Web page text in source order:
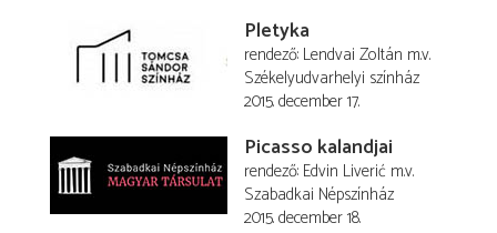
Pletyka
rendező Lendvai Zoltán m.v.
Székelyudvarhelyi színház
2015. december 17.
Picasso kalandjai
rendező Edvin Liverić m.v.
Szabadkai Népszínház
2015. december 18.